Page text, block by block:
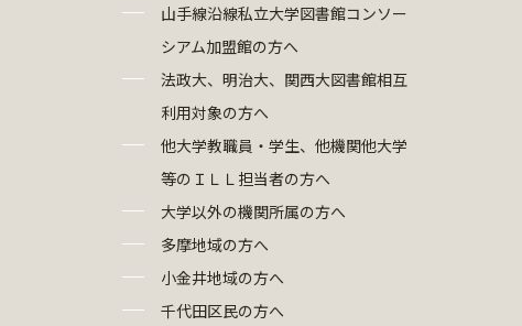
山手線沿線私立大学図書館コンソー
シアム加盟館の方へ
法政大、明治大、関西大図書館相互
利用対象の方へ
他大学教職員・学生、他機関他大学
等のＩＬＬ担当者の方へ
大学以外の機関所属の方へ
多摩地域の方へ
小金井地域の方へ
千代田区民の方へ